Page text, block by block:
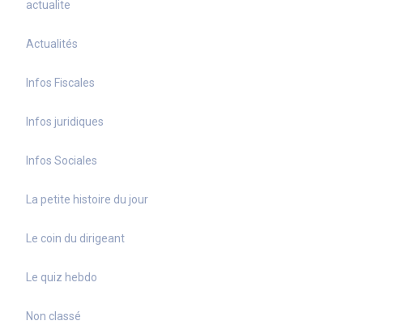
actualite
Actualités
Infos Fiscales
Infos juridiques
Infos Sociales
La petite histoire du jour
Le coin du dirigeant
Le quiz hebdo
Non classé